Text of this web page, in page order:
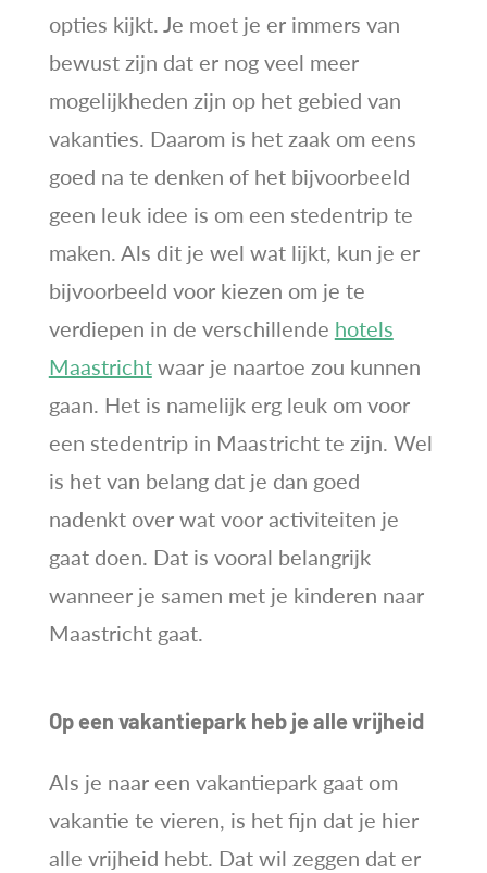
opties kijkt. Je moet je er immers van
bewust zijn dat er nog veel meer
mogelijkheden zijn op het gebied van
vakanties. Daarom is het zaak om eens
goed na te denken of het bijvoorbeeld
geen leuk idee is om een stedentrip te
maken. Als dit je wel wat lijkt, kun je er
bijvoorbeeld voor kiezen om je te
verdiepen in de verschillende hotels
Maastrichtwaar je naartoe zou kunnen
gaan. Het is namelijk erg leuk om voor
een stedentrip in Maastricht te zijn. Wel
is het van belang dat je dan goed
nadenkt over wat voor activiteiten je
gaat doen. Dat is vooral belangrijk
wanneer je samen met je kinderen naar
Maastricht gaat.
Op een vakantiepark heb je alle vrijheid
Als je naar een vakantiepark gaat om
vakantie te vieren, is het fijn dat je hier
alle vrijheid hebt. Dat wil zeggen dat er